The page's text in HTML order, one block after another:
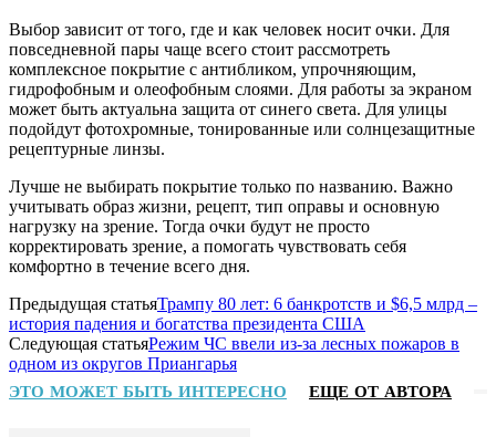
Выбор зависит от того, где и как человек носит очки. Для
повседневной пары чаще всего стоит рассмотреть
комплексное покрытие с антибликом, упрочняющим,
гидрофобным и олеофобным слоями. Для работы за экраном
может быть актуальна защита от синего света. Для улицы
подойдут фотохромные, тонированные или солнцезащитные
рецептурные линзы.
Лучше не выбирать покрытие только по названию. Важно
учитывать образ жизни, рецепт, тип оправы и основную
нагрузку на зрение. Тогда очки будут не просто
корректировать зрение, а помогать чувствовать себя
комфортно в течение всего дня.
Предыдущая статьяТрампу 80 лет: 6 банкротств и $6,5 млрд –
история падения и богатства президента США
Следующая статьяРежим ЧС ввели из-за лесных пожаров в
одном из округов Приангарья
ЭТО МОЖЕТ БЫТЬ ИНТЕРЕСНО ЕЩЕ ОТ АВТОРА